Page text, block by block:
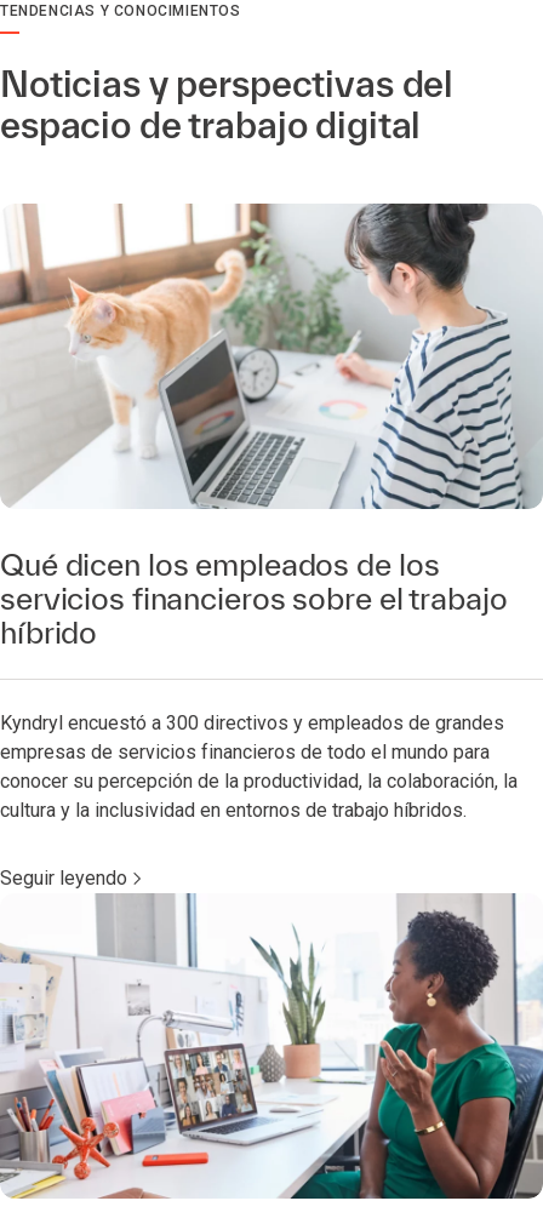
TENDENCIAS Y CONOCIMIENTOS
Noticias y perspectivas del
espacio de trabajo digital
Qué dicen los empleados de los
servicios financieros sobre el trabajo
híbrido
Kyndryl encuestó a 300 directivos y empleados de grandes
empresas de servicios financieros de todo el mundo para
conocer su percepción de la productividad, la colaboración, la
cultura y la inclusividad en entornos de trabajo híbridos.
Seguir leyendo